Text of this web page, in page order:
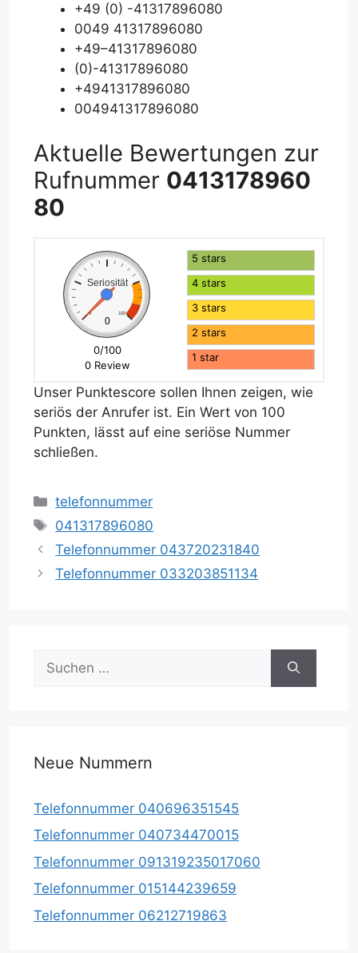
+49 (0) -41317896080
0049 41317896080
+49–41317896080
(0)-41317896080
+4941317896080
004941317896080
Aktuelle Bewertungen zur
Rufnummer 0413178960
80
Seriosität
0 100
0
0/100
0 Review
5 stars
4 stars
3 stars
2 stars
1 star
Unser Punktescore sollen Ihnen zeigen, wie
seriös der Anrufer ist. Ein Wert von 100
Punkten, lässt auf eine seriöse Nummer
schließen.
Kategorien
telefonnummer
Schlagwörter
041317896080
Telefonnummer 043720231840
Telefonnummer 033203851134
nach:
Neue Nummern
Telefonnummer 040696351545
Telefonnummer 040734470015
Telefonnummer 091319235017060
Telefonnummer 015144239659
Telefonnummer 06212719863